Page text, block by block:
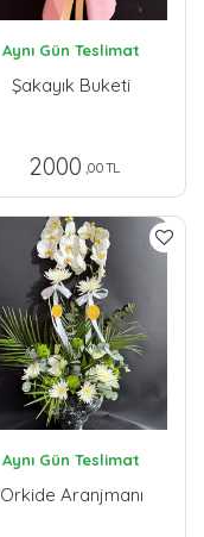
Aynı Gün Teslimat
Şakayık Buketi
2000 ,00 TL
Aynı Gün Teslimat
Orkide Aranjmanı